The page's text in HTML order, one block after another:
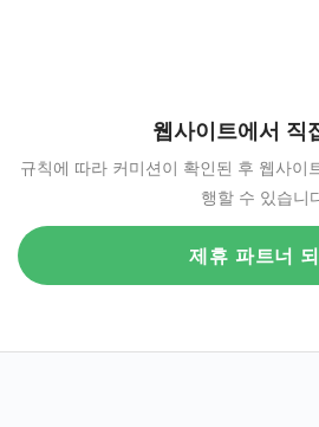
웹사이트에서 직
규칙에 따라 커미션이 확인된 후 웹사이
행할 수 있습니
제휴 파트너